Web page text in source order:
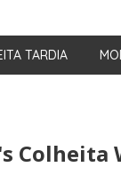
TARDIA
Colheita